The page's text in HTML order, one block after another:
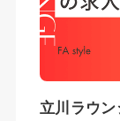
立川ラウ